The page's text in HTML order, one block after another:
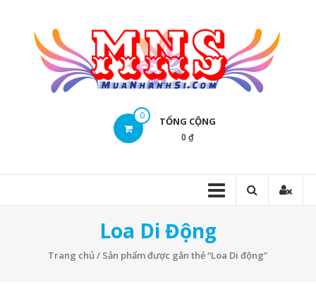
0 TỔNG CỘNG
0 ₫
Loa Di Động
Trang chủ / Sản phẩm được gắn thẻ “Loa Di động”